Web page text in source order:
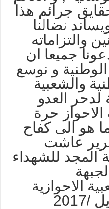
جرائم هذا
نضالنا
جميعا ان
و نوسع
والشعبية
العدو
حرة
الى كفاح
عاشت
للشهداء
الاحوازية